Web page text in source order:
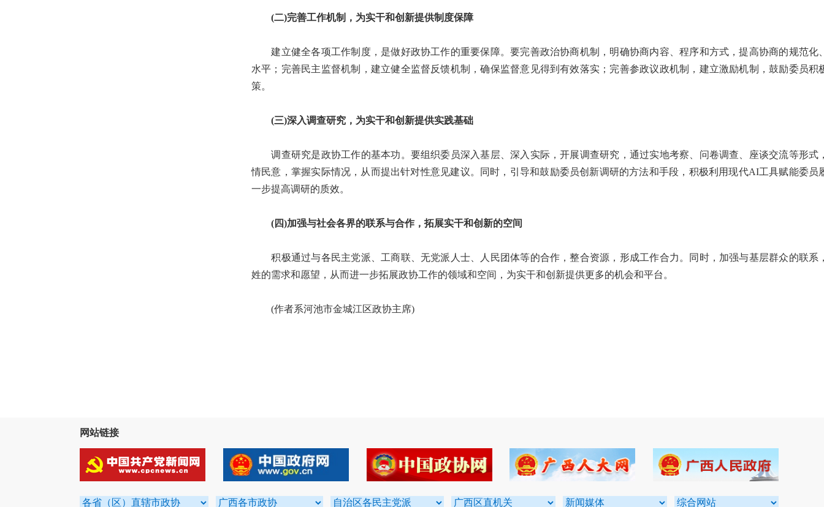
(二)完善工作机制，为实干和创新提供制度保障
建立健全各项工作制度，是做好政协工作的重要保障。要完善政治协商机制，明确协商内容、程序和方式，提高协商的规范化
水平；完善民主监督机制，建立健全监督反馈机制，确保监督意见得到有效落实；完善参政议政机制，建立激励机制，鼓励委员积
策。
(三)深入调查研究，为实干和创新提供实践基础
调查研究是政协工作的基本功。要组织委员深入基层、深入实际，开展调查研究，通过实地考察、问卷调查、座谈交流等形式
情民意，掌握实际情况，从而提出针对性意见建议。同时，引导和鼓励委员创新调研的方法和手段，积极利用现代AI工具赋能委员
一步提高调研的质效。
(四)加强与社会各界的联系与合作，拓展实干和创新的空间
积极通过与各民主党派、工商联、无党派人士、人民团体等的合作，整合资源，形成工作合力。同时，加强与基层群众的联系
姓的需求和愿望，从而进一步拓展政协工作的领域和空间，为实干和创新提供更多的机会和平台。
(作者系河池市金城江区政协主席)
网站链接